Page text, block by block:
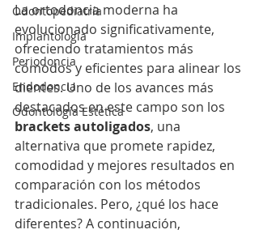
Odontopediatría
Implantología
Periodoncia
Endodoncia
Odontología Estética
La ortodoncia moderna ha
evolucionado significativamente,
ofreciendo tratamientos más
cómodos y eficientes para alinear los
dientes. Uno de los avances más
destacados en este campo son los
brackets autoligados, una
alternativa que promete rapidez,
comodidad y mejores resultados en
comparación con los métodos
tradicionales. Pero, ¿qué los hace
diferentes? A continuación,